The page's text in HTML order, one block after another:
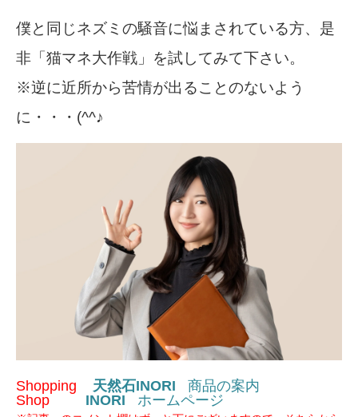
僕と同じネズミの騒音に悩まされている方、是
非「猫マネ大作戦」を試してみて下さい。
※逆に近所から苦情が出ることのないよう
に・・・(^^♪
Shopping 天然石INORI 商品の案内
Shop
INORI ホームページ